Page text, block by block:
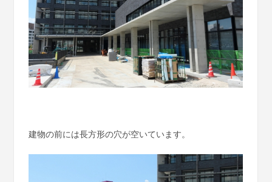
建物の前には長方形の穴が空いています。